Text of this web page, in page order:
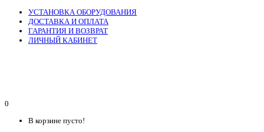
УСТАНОВКА ОБОРУДОВАНИЯ
ДОСТАВКА И ОПЛАТА
ГАРАНТИЯ И ВОЗВРАТ
ЛИЧНЫЙ КАБИНЕТ
0
В корзине пусто!